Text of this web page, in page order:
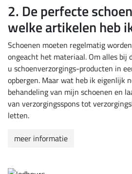
2. De perfecte
welke artikelen heb
Schoenen moeten regelmatig
ongeacht het materiaal. Om alles bij
u schoenverzorgings-producten in
opbergen. Maar wat heb ik eigenlijk
behandeling van mijn schoenen en
van verzorgingsspons tot
letten.
meer informatie